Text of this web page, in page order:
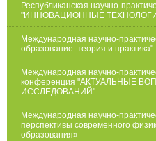
Республиканская научно-
"ИННОВАЦИОННЫЕ
Международная научно-
образование: теория и практика"
Международная научно-
конференция "АКТУАЛЬНЫЕ
ИССЛЕДОВАНИЙ"
Международная научно-
перспективы современного
образования»